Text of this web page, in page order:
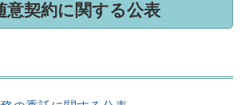
意契約に関する公表